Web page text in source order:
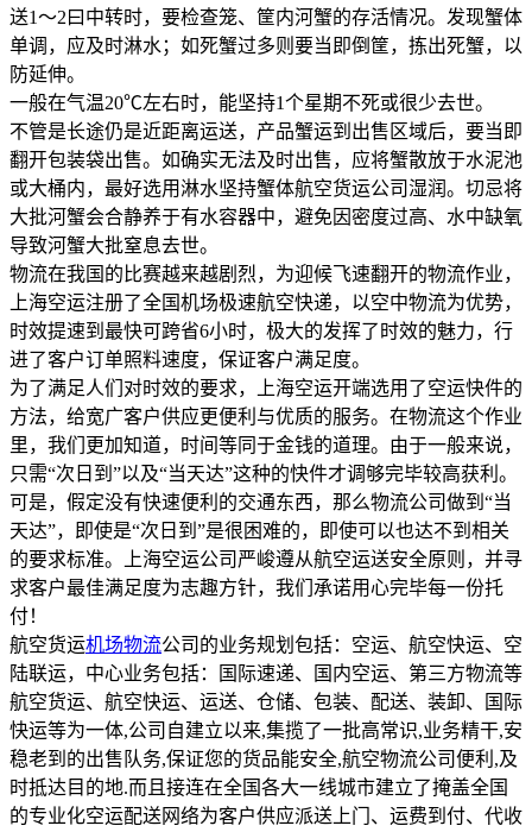
送1～2曰中转时，要检查笼、筐内河蟹的存活情况。发现蟹体
单调，应及时淋水；如死蟹过多则要当即倒筐，拣出死蟹，以
防延伸。
一般在气温20℃左右时，能坚持1个星期不死或很少去世。
不管是长途仍是近距离运送，产品蟹运到出售区域后，要当即
翻开包装袋出售。如确实无法及时出售，应将蟹散放于水泥池
或大桶内，最好选用淋水坚持蟹体航空货运公司湿润。切忌将
大批河蟹会合静养于有水容器中，避免因密度过高、水中缺氧
导致河蟹大批窒息去世。
物流在我国的比赛越来越剧烈，为迎候飞速翻开的物流作业，
上海空运注册了全国机场极速航空快递，以空中物流为优势，
时效提速到最快可跨省6小时，极大的发挥了时效的魅力，行
进了客户订单照料速度，保证客户满足度。
为了满足人们对时效的要求，上海空运开端选用了空运快件的
方法，给宽广客户供应更便利与优质的服务。在物流这个作业
里，我们更加知道，时间等同于金钱的道理。由于一般来说，
只需“次日到”以及“当天达”这种的快件才调够完毕较高获利。
可是，假定没有快速便利的交通东西，那么物流公司做到“当
天达”，即使是“次日到”是很困难的，即使可以也达不到相关
的要求标准。上海空运公司严峻遵从航空运送安全原则，并寻
求客户最佳满足度为志趣方针，我们承诺用心完毕每一份托
付！
航空货运机场物流公司的业务规划包括：空运、航空快运、空
陆联运，中心业务包括：国际速递、国内空运、第三方物流等
航空货运、航空快运、运送、仓储、包装、配送、装卸、国际
快运等为一体,公司自建立以来,集揽了一批高常识,业务精干,安
稳老到的出售队务,保证您的货品能安全,航空物流公司便利,及
时抵达目的地.而且接连在全国各大一线城市建立了掩盖全国
的专业化空运配送网络为客户供应派送上门、运费到付、代收